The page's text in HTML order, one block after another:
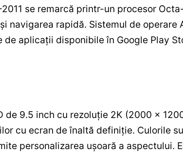
se remarcă printr-un procesor
navigarea rapidă. Sistemul de operare
aplicații disponibile în Google Play
9.5 inch cu rezoluție 2K (2000 x
cu ecran de înaltă definiție. Culorile
personalizarea ușoară a aspectului.